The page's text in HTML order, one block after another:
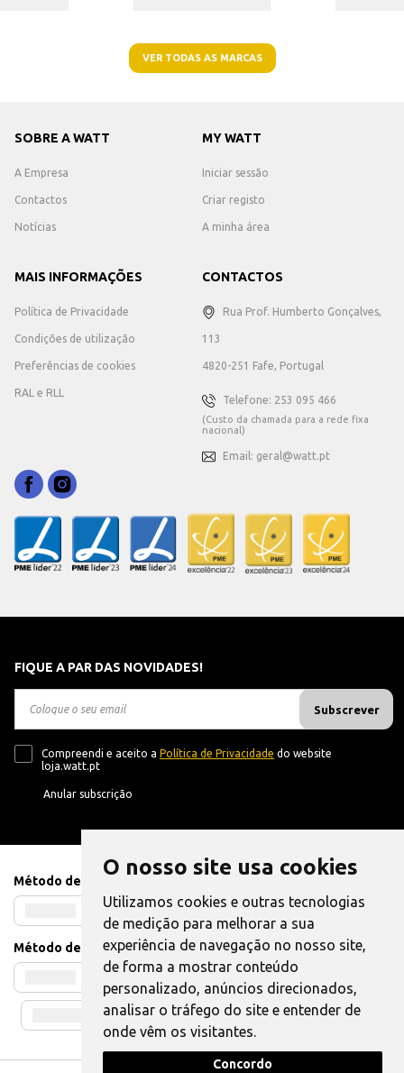
O nosso site usa cookies
Utilizamos cookies e outras tecnologias
de medição para melhorar a sua
experiência de navegação no nosso site,
de forma a mostrar conteúdo
personalizado, anúncios direcionados,
analisar o tráfego do site e entender de
onde vêm os visitantes.
Concordo
VER TODAS AS MARCAS
SOBRE A WATT
A Empresa
Contactos
Notícias
MY WATT
Iniciar sessão
Criar registo
A minha área
MAIS INFORMAÇÕES
Política de Privacidade
Condições de utilização
Preferências de cookies
RAL e RLL
CONTACTOS
Rua Prof. Humberto Gonçalves,
113
4820-251 Fafe, Portugal
Telefone: 253 095 466
(Custo da chamada para a rede fixa
nacional)
Email: geral@watt.pt
FIQUE A PAR DAS NOVIDADES!
Subscrever
Compreendi e aceito a Política de Privacidade do website
loja.watt.pt
Anular subscrição
Método de Pagamento
Método de Envio